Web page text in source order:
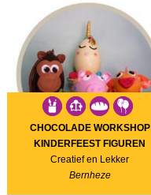
CHOCOLADE WORKSHOP
KINDERFEEST FIGUREN
Creatief en Lekker
Bernheze